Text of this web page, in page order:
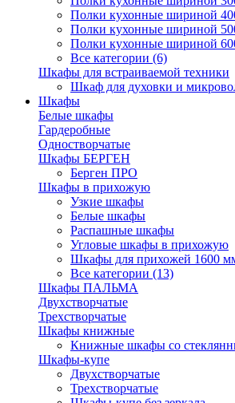
Полки кухонные шириной
Полки кухонные шириной
Полки кухонные шириной
Все категории (6)
Шкафы для встраиваемой техники
Шкаф для духовки и
Шкафы
Белые шкафы
Гардеробные
Одностворчатые
Шкафы БЕРГЕН
Берген ПРО
Шкафы в прихожую
Узкие шкафы
Белые шкафы
Распашные шкафы
Угловые шкафы в прихожую
Шкафы для прихожей 1600
Все категории (13)
Шкафы ПАЛЬМА
Двухстворчатые
Трехстворчатые
Шкафы книжные
Книжные шкафы со
Шкафы-купе
Двухстворчатые
Трехстворчатые